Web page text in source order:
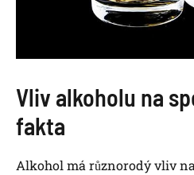
Vliv alkoholu na
fakta
Alkohol má různorodý vliv